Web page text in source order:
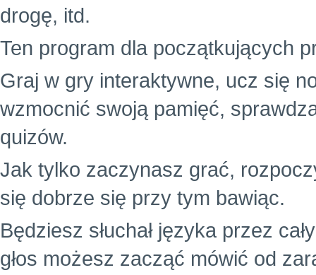
drogę, itd.
Ten program dla początkujących
Graj w gry interaktywne, ucz się
wzmocnić swoją pamięć,
quizów.
Jak tylko zaczynasz grać,
się dobrze się przy tym bawiąc.
Będziesz słuchał języka przez
głos możesz zacząć mówić od